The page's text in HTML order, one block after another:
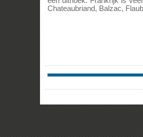
Chateaubriand, Balzac,